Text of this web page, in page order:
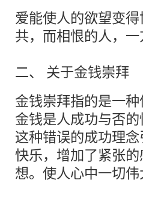
爱能使人的欲望变
共，而相恨的人，
二、 关于金钱崇拜
金钱崇拜指的是一
金钱是人成功与否的
这种错误的成功理
快乐，增加了紧张
想。使人心中一切伟